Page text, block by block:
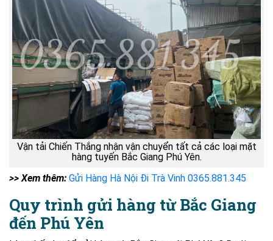
Vận tải Chiến Thắng nhận vận chuyển tất cả các loại mặt
hàng tuyến Bắc Giang Phú Yên.
>> Xem thêm: Gửi Hàng Hà Nội Đi Trà Vinh 0365.881.345
Quy trình gửi hàng từ Bắc Giang
đến Phú Yên